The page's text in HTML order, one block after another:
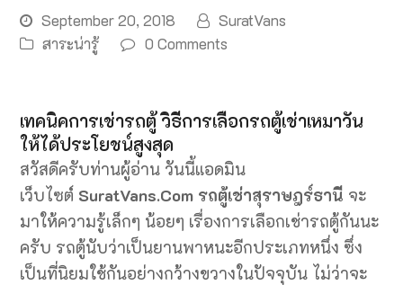
September 20, 2018
SuratVans
สาระน่ารู้
0 Comments
เทคนิคการเช่ารถตู้ วิธีการเลือกรถตู้เช่าเหมาวัน
ให้ได้ประโยชน์สูงสุด
สวัสดีครับท่านผู้อ่าน วันนี้แอดมิน
เว็บไซต์ SuratVans.Com รถตู้เช่าสุราษฎร์ธานี จะ
มาให้ความรู้เล็กๆ น้อยๆ เรื่องการเลือกเช่ารถตู้กันนะ
ครับ รถตู้นับว่าเป็นยานพาหนะอีกประเภทหนึ่ง ซึ่ง
เป็นที่นิยมใช้กันอย่างกว้างขวางในปัจจุบัน ไม่ว่าจะ